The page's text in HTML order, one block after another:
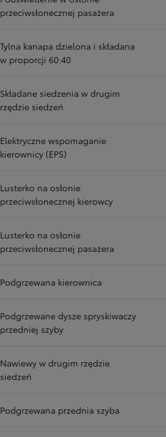
przeciwsłonecznej pasażera
Tylna kanapa dzielona i składana
w proporcji 60:40
Składane siedzenia w drugim
rzędzie siedzeń
Elektryczne wspomaganie
kierownicy (EPS)
Lusterko na osłonie
przeciwsłonecznej kierowcy
Lusterko na osłonie
przeciwsłonecznej pasażera
Podgrzewana kierownica
Podgrzewane dysze spryskiwaczy
przedniej szyby
Nawiewy w drugim rzędzie
siedzeń
Podgrzewana przednia szyba